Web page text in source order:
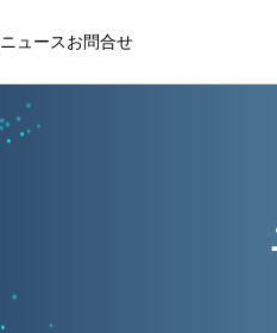
ニュースお問合せ